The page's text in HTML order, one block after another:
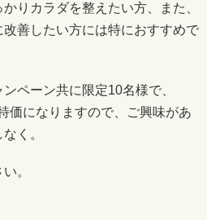
りカラダを整えたい方、また、
善したい方には特におすすめで
ペーン共に限定10名様で、
価になりますので、ご興味があ
く。
。